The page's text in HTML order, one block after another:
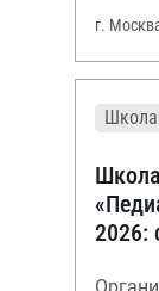
г.
Школа
2026: